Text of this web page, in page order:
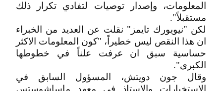
المعلومات، وإصدار توصيات لتفادي تكرار ذلك
مستقبلاً".
لكن "نيويورك تايمز" نقلت عن العديد من الخبراء
ان هذا النقص ليس خطيراً، "كون المعلومات الاكثر
حساسية سبق ان عرفت علناً في خطوطها
الكبرى".
وقال جون دويتش، المسؤول السابق في
الاستخبارات والاستاذ في معهد ماساشوستس